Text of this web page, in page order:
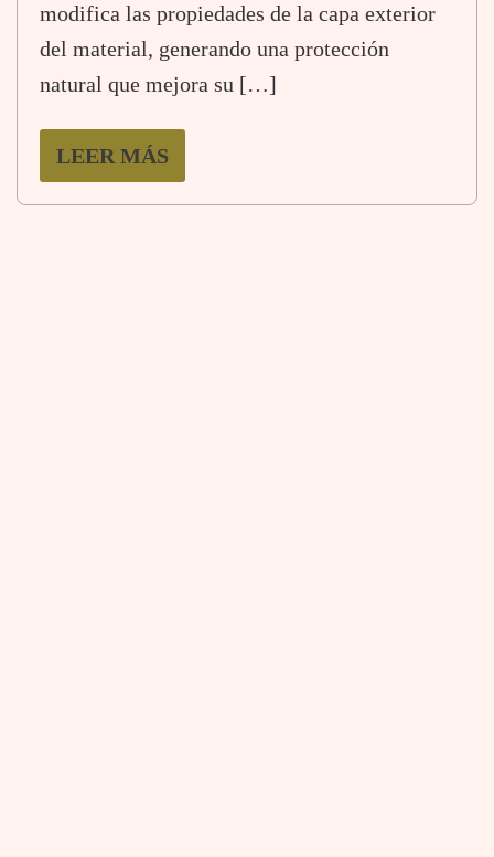
modifica las propiedades de la capa exterior
del material, generando una protección
natural que mejora su […]
LEER MÁS